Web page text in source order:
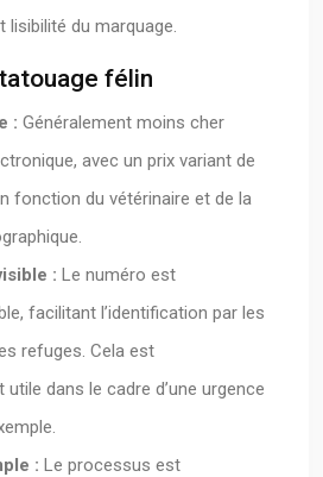
lisibilité du marquage.
félin
: Généralement moins cher
avec un prix variant de
fonction du vétérinaire et de la
: Le numéro est
facilitant l’identification par les
refuges. Cela est
dans le cadre d’une urgence
: Le processus est